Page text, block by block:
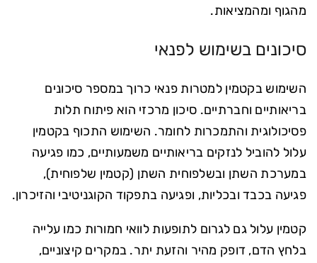
מהגוף ומהמציאות.
סיכונים בשימוש לפנאי
השימוש בקטמין למטרות פנאי כרוך במספר סיכונים
בריאותיים וחברתיים. סיכון מרכזי הוא פיתוח תלות
פסיכולוגית והתמכרות לחומר. השימוש התכוף בקטמין
עלול להוביל לנזקים בריאותיים משמעותיים, כמו פגיעה
במערכת השתן ובשלפוחית השתן (קטמין שלפוחית),
פגיעה בכבד ובכליות, ופגיעה בתפקוד הקוגניטיבי והזיכרון.
קטמין עלול גם לגרום לתופעות לוואי חמורות כמו עלייה
בלחץ הדם, דופק מהיר והזעת יתר. במקרים קיצוניים,